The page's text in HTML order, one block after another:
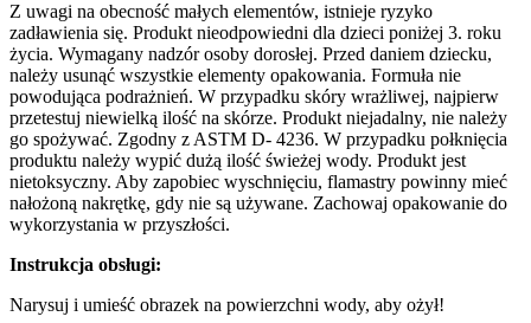
Z uwagi na obecność małych elementów, istnieje ryzyko
zadławienia się. Produkt nieodpowiedni dla dzieci poniżej 3. roku
życia. Wymagany nadzór osoby dorosłej. Przed daniem dziecku,
należy usunąć wszystkie elementy opakowania. Formuła nie
powodująca podrażnień. W przypadku skóry wrażliwej, najpierw
przetestuj niewielką ilość na skórze. Produkt niejadalny, nie należy
go spożywać. Zgodny z ASTM D- 4236. W przypadku połknięcia
produktu należy wypić dużą ilość świeżej wody. Produkt jest
nietoksyczny. Aby zapobiec wyschnięciu, flamastry powinny mieć
nałożoną nakrętkę, gdy nie są używane. Zachowaj opakowanie do
wykorzystania w przyszłości.
Instrukcja obsługi:
Narysuj i umieść obrazek na powierzchni wody, aby ożył!